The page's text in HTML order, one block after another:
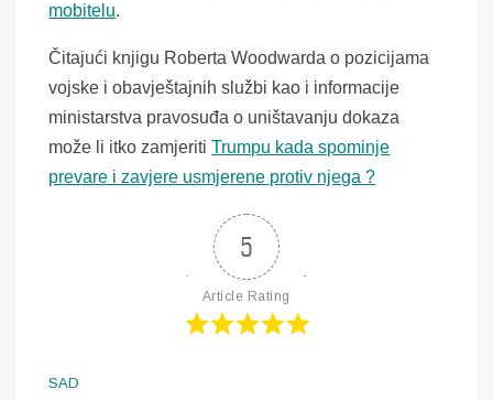
mobitelu.
Čitajući knjigu Roberta Woodwarda o pozicijama
vojske i obavještajnih službi kao i informacije
ministarstva pravosuđa o uništavanju dokaza
može li itko zamjeritiTrumpu kada spominje
prevare i zavjere usmjerene protiv njega ?
5
Article Rating
SAD